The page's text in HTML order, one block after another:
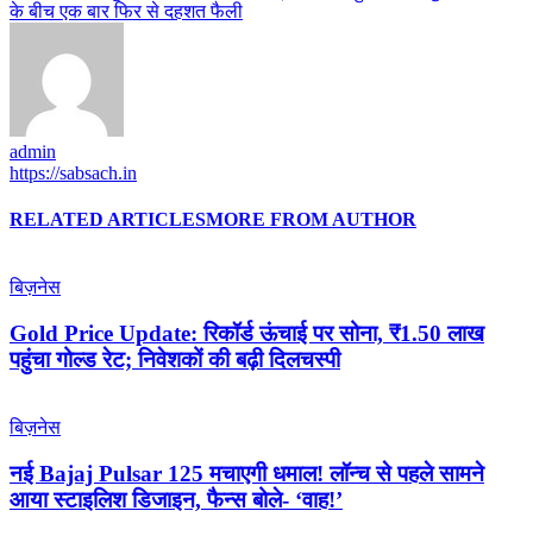
के बीच एक बार फिर से दहशत फैली
admin
https://sabsach.in
RELATED ARTICLESMORE FROM AUTHOR
बिज़नेस
Gold Price Update: रिकॉर्ड ऊंचाई पर सोना, ₹1.50 लाख
पहुंचा गोल्ड रेट; निवेशकों की बढ़ी दिलचस्पी
बिज़नेस
नई Bajaj Pulsar 125 मचाएगी धमाल! लॉन्च से पहले सामने
आया स्टाइलिश डिजाइन, फैन्स बोले- ‘वाह!’